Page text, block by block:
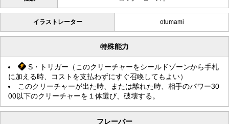
イラストレーター otumami
特殊能力
S・トリガー（このクリーチャーをシールドゾーンから手札
に加える時、コストを支払わずにすぐ召喚してもよい）
このクリーチャーが出た時、または離れた時、相手のパワー30
00以下のクリーチャーを１体選び、破壊する。
フレーバー